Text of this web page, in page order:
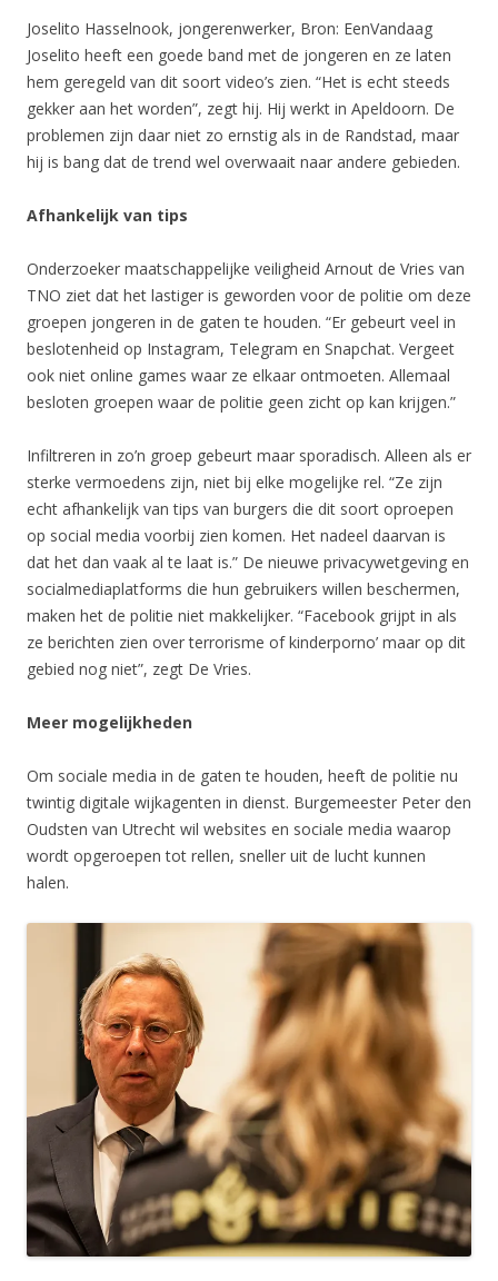
Joselito Hasselnook, jongerenwerker, Bron: EenVandaag
Joselito heeft een goede band met de jongeren en ze laten
hem geregeld van dit soort video’s zien. “Het is echt steeds
gekker aan het worden”, zegt hij. Hij werkt in Apeldoorn. De
problemen zijn daar niet zo ernstig als in de Randstad, maar
hij is bang dat de trend wel overwaait naar andere gebieden.
Afhankelijk van tips
Onderzoeker maatschappelijke veiligheid Arnout de Vries van
TNO ziet dat het lastiger is geworden voor de politie om deze
groepen jongeren in de gaten te houden. “Er gebeurt veel in
beslotenheid op Instagram, Telegram en Snapchat. Vergeet
ook niet online games waar ze elkaar ontmoeten. Allemaal
besloten groepen waar de politie geen zicht op kan krijgen.”
Infiltreren in zo’n groep gebeurt maar sporadisch. Alleen als er
sterke vermoedens zijn, niet bij elke mogelijke rel. “Ze zijn
echt afhankelijk van tips van burgers die dit soort oproepen
op social media voorbij zien komen. Het nadeel daarvan is
dat het dan vaak al te laat is.” De nieuwe privacywetgeving en
socialmediaplatforms die hun gebruikers willen beschermen,
maken het de politie niet makkelijker. “Facebook grijpt in als
ze berichten zien over terrorisme of kinderporno’ maar op dit
gebied nog niet”, zegt De Vries.
Meer mogelijkheden
Om sociale media in de gaten te houden, heeft de politie nu
twintig digitale wijkagenten in dienst. Burgemeester Peter den
Oudsten van Utrecht wil websites en sociale media waarop
wordt opgeroepen tot rellen, sneller uit de lucht kunnen
halen.